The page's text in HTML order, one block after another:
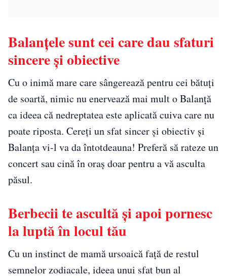
Balanțele sunt cei care dau sfaturi
sincere și obiective
Cu o inimă mare care sângerează pentru cei bătuți
de soartă, nimic nu enervează mai mult o Balanță
ca ideea că nedreptatea este aplicată cuiva care nu
poate riposta. Cereți un sfat sincer și obiectiv și
Balanța vi-l va da întotdeauna! Preferă să rateze un
concert sau cină în oraș doar pentru a vă asculta
păsul.
Berbecii te ascultă și apoi pornesc
la luptă în locul tău
Cu un instinct de mamă ursoaică față de restul
semnelor zodiacale, ideea unui sfat bun al